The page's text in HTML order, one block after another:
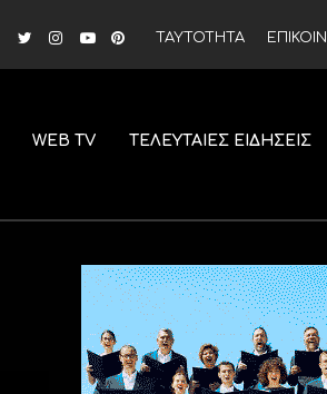
ΤΑΥΤΟΤΗΤΑ
WEB TV ΤΕΛΕΥΤΑΙΕΣ ΕΙΔΗΣΕΙΣ